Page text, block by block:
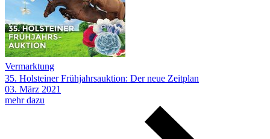
Vermarktung
35. Holsteiner Frühjahrsauktion: Der neue Zeitplan
03. März 2021
mehr dazu